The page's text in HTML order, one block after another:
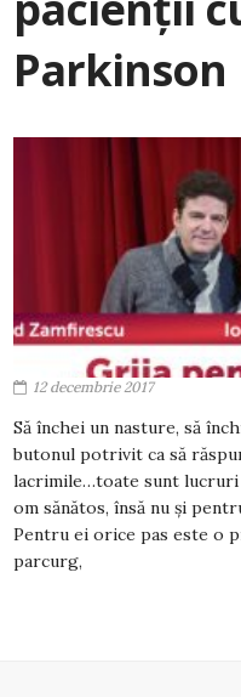
Parkinson
12 decembrie 2017
Să închei un nasture, să
butonul potrivit ca să
lacrimile…toate sunt
om sănătos, însă nu și
Pentru ei orice pas este o
parcurg,